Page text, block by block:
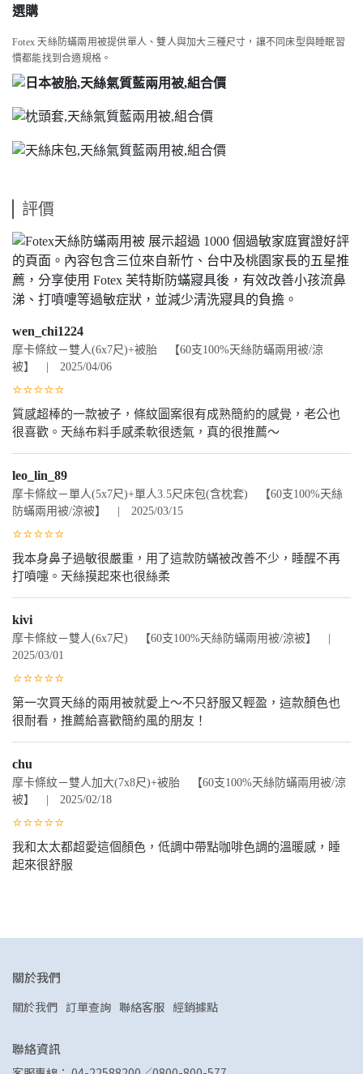
Fotex 天絲防蟎兩用被提供單人、雙人與加大三種尺寸，讓不同床型與睡眠習
慣都能找到合適規格。
評價
wen_chi1224
摩卡條紋－雙人(6x7尺)+被胎 【60支100%天絲防蟎兩用被/涼
被】 | 2025/04/06
⭐⭐⭐⭐⭐
質感超棒的一款被子，條紋圖案很有成熟簡約的感覺，老公也
很喜歡。天絲布料手感柔軟很透氣，真的很推薦～
leo_lin_89
摩卡條紋－單人(5x7尺)+單人3.5尺床包(含枕套) 【60支100%天絲
防蟎兩用被/涼被】 | 2025/03/15
⭐⭐⭐⭐⭐
我本身鼻子過敏很嚴重，用了這款防蟎被改善不少，睡醒不再
打噴嚏。天絲摸起來也很絲柔
kivi
摩卡條紋－雙人(6x7尺) 【60支100%天絲防蟎兩用被/涼被】 |
2025/03/01
⭐⭐⭐⭐⭐
第一次買天絲的兩用被就愛上～不只舒服又輕盈，這款顏色也
很耐看，推薦給喜歡簡約風的朋友！
chu
摩卡條紋－雙人加大(7x8尺)+被胎 【60支100%天絲防蟎兩用被/涼
被】 | 2025/02/18
⭐⭐⭐⭐⭐
我和太太都超愛這個顏色，低調中帶點咖啡色調的溫暖感，睡
起來很舒服
關於我們
關於我們 訂單查詢 聯絡客服 經銷據點
聯絡資訊